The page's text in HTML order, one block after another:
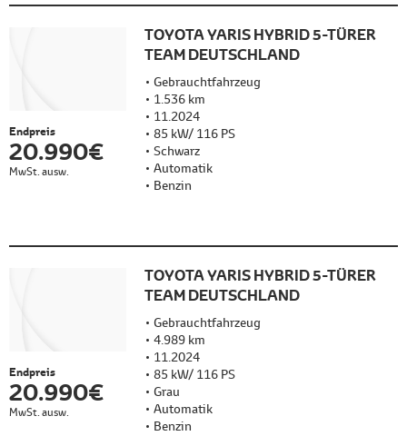
Endpreis
20.990 €
MwSt. ausw.
TOYOTA YARIS HYBRID 5-TÜRER
TEAM DEUTSCHLAND
Gebrauchtfahrzeug
1.536 km
11.2024
85 kW/ 116 PS
Schwarz
Automatik
Benzin
Endpreis
20.990 €
MwSt. ausw.
TOYOTA YARIS HYBRID 5-TÜRER
TEAM DEUTSCHLAND
Gebrauchtfahrzeug
4.989 km
11.2024
85 kW/ 116 PS
Grau
Automatik
Benzin